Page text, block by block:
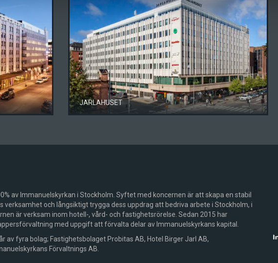
JARLAHUSET
av Immanuelskyrkan i Stockholm. Syftet med koncernen är att skapa en stabil
verksamhet och långsiktigt trygga dess uppdrag att bedriva arbete i Stockholm, i
är verksam inom hotell-, vård- och fastighetsrörelse. Sedan 2015 har
med uppgift att förvalta delar av Immanuelskyrkans kapital.
av fyra bolag; Fastighetsbolaget Probitas AB, Hotel Birger Jarl AB,
Förvaltnings AB.